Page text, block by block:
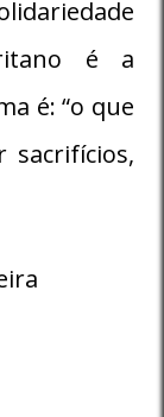
é a
é: “o que
sacrifícios,